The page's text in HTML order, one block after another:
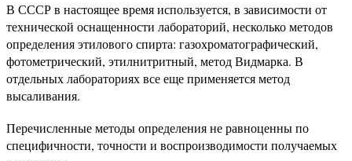
В СССР в настоящее время используется, в зависимости от
технической оснащенности лабораторий, несколько методов
определения этилового спирта: газохроматографический,
фотометрический, этилнитритный, метод Видмарка. В
отдельных лабораториях все еще применяется метод
высаливания.
Перечисленные методы определения не равноценны по
специфичности, точности и воспроизводимости получаемых